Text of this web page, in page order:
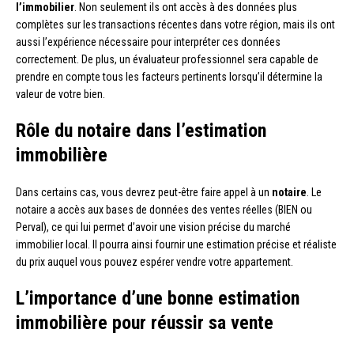
l’immobilier. Non seulement ils ont accès à des données plus
complètes sur les transactions récentes dans votre région, mais ils ont
aussi l’expérience nécessaire pour interpréter ces données
correctement. De plus, un évaluateur professionnel sera capable de
prendre en compte tous les facteurs pertinents lorsqu’il détermine la
valeur de votre bien.
Rôle du notaire dans l’estimation
immobilière
Dans certains cas, vous devrez peut-être faire appel à un notaire. Le
notaire a accès aux bases de données des ventes réelles (BIEN ou
Perval), ce qui lui permet d’avoir une vision précise du marché
immobilier local. Il pourra ainsi fournir une estimation précise et réaliste
du prix auquel vous pouvez espérer vendre votre appartement.
L’importance d’une bonne estimation
immobilière pour réussir sa vente